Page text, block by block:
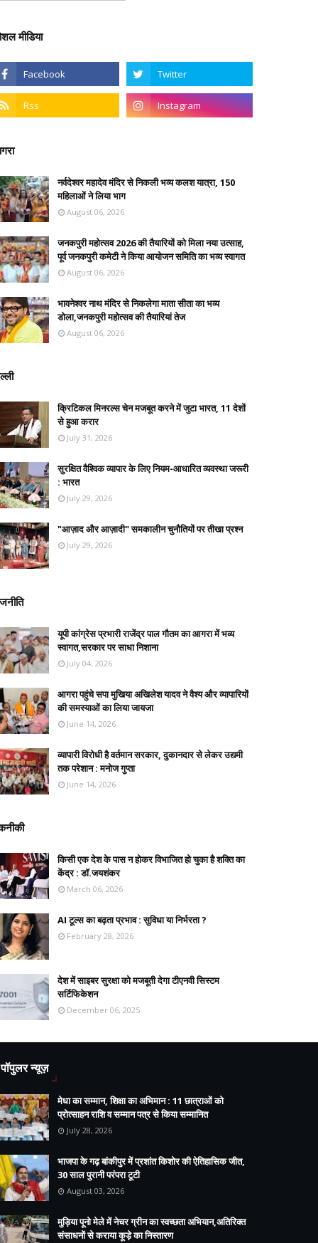
मीडिया
नर्वदेश्वर महादेव मंदिर से निकली भव्य कलश यात्रा, 150
महिलाओं ने लिया भाग
August 06, 2026
जनकपुरी महोत्सव 2026 की तैयारियों को मिला नया उत्साह,
पूर्व जनकपुरी कमेटी ने किया आयोजन समिति का भव्य स्वागत
August 06, 2026
भावनेश्वर नाथ मंदिर से निकलेगा माता सीता का भव्य
डोला,जनकपुरी महोत्सव की तैयारियां तेज
August 06, 2026
क्रिटिकल मिनरल्स चेन मजबूत करने में जुटा भारत, 11 देशों
से हुआ करार
July 31, 2026
सुरक्षित वैश्विक व्यापार के लिए नियम-आधारित व्यवस्था जरूरी
: भारत
July 29, 2026
"आज़ाद और आज़ादी" समकालीन चुनौतियों पर तीखा प्रश्न
July 29, 2026
यूपी कांग्रेस प्रभारी राजेंद्र पाल गौतम का आगरा में भव्य
स्वागत,सरकार पर साधा निशाना
July 04, 2026
आगरा पहुंचे सपा मुखिया अखिलेश यादव ने वैश्य और व्यापारियों
की समस्याओं का लिया जायजा
June 14, 2026
व्यापारी विरोधी है वर्तमान सरकार, दुकानदार से लेकर उद्यमी
तक परेशान : मनोज गुप्ता
June 14, 2026
किसी एक देश के पास न होकर विभाजित हो चुका है शक्ति का
केंद्र : डॉ.जयशंकर
March 06, 2026
AI टूल्स का बढ़ता प्रभाव : सुविधा या निर्भरता ?
February 28, 2026
देश में साइबर सुरक्षा को मजबूती देगा टीएनवी सिस्टम
सर्टिफिकेशन
December 06, 2025
पॉपुलर न्यूज़
मेधा का सम्मान, शिक्षा का अभिमान : 11 छात्राओं को
प्रोत्साहन राशि व सम्मान पत्र से किया सम्मानित
July 28, 2026
भाजपा के गढ़ बांकीपुर में प्रशांत किशोर की ऐतिहासिक जीत,
30 साल पुरानी परंपरा टूटी
August 03, 2026
मुड़िया पूनो मेले में नेचर ग्रीन का स्वच्छता अभियान,अतिरिक्त
संसाधनों से कराया कूड़े का निस्तारण